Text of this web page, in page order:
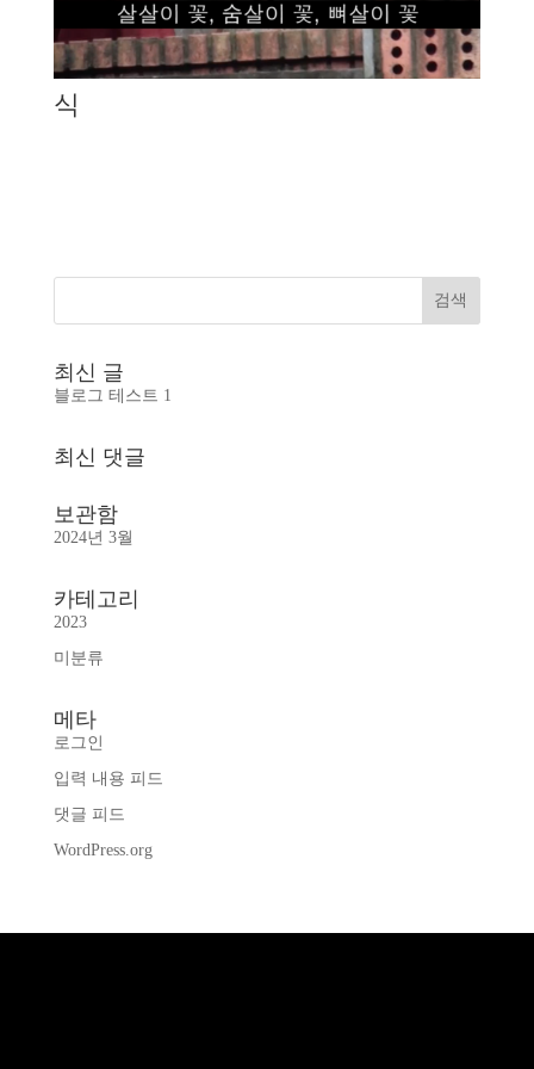
식
최신 글
블로그 테스트 1
최신 댓글
보관함
2024년 3월
카테고리
2023
미분류
메타
로그인
입력 내용 피드
댓글 피드
WordPress.org